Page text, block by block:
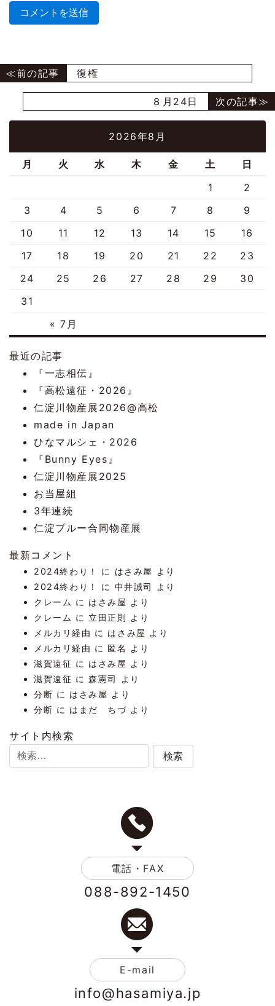
復権
８月24日
2026年8月
月 火 水 木 金 土 日
« 7月
1
2
3
4 5 6 7 8
9
10
11 12 13 14 15
16
17
18 19 20 21 22
23
24
25 26 27 28 29
30
31
最近の記事
『一志相伝』
『高松遠征・2026』
仁淀川物産展2026@高松
made in Japan
ひなマルシェ・2026
『Bunny Eyes』
仁淀川物産展2025
お当屋組
3年連続
仁淀ブルー合同物産展
最新コメント
2024終わり！ に はさみ屋
より
2024終わり！
に 中井誠司
より
クレーム に はさみ屋 より
クレーム に 立田正則 より
メルカリ経由 に はさみ屋 より
メルカリ経由 に匿名
より
滋賀遠征 に はさみ屋 より
滋賀遠征 に森憲司
より
分断 に はさみ屋 より
分断 に はまだ ちづ より
サイト内検索
電話・FAX
088-892-1450
E-mail
info@hasamiya.jp